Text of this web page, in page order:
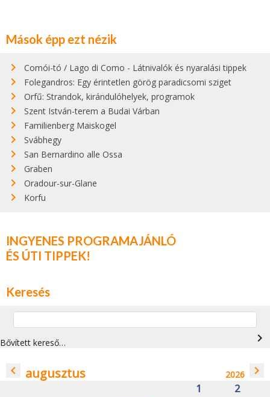
Mások épp ezt nézik
Comói-tó / Lago di Como - Látnivalók és nyaralási tippek
Folegandros: Egy érintetlen görög paradicsomi sziget
Orfű: Strandok, kirándulóhelyek, programok
Szent István-terem a Budai Várban
Familienberg Maiskogel
Svábhegy
San Bernardino alle Ossa
Graben
Oradour-sur-Glane
Korfu
INGYENES PROGRAMAJÁNLÓ
ÉS ÚTI TIPPEK!
Keresés
Bővített kereső… navigate_next
navigate_before augusztus 2026 navigate_next
1
2